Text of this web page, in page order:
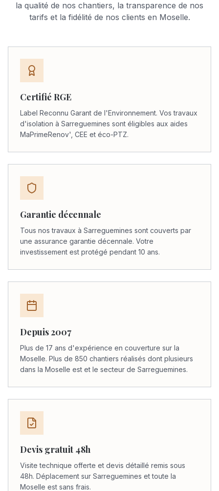
la qualité de nos chantiers, la transparence de nos
tarifs et la fidélité de nos clients en Moselle.
Certifié RGE
Label Reconnu Garant de l'Environnement. Vos travaux
d'isolation à Sarreguemines sont éligibles aux aides
MaPrimeRenov', CEE et éco-PTZ.
Garantie décennale
Tous nos travaux à Sarreguemines sont couverts par
une assurance garantie décennale. Votre
investissement est protégé pendant 10 ans.
Depuis 2007
Plus de 17 ans d'expérience en couverture sur la
Moselle. Plus de 850 chantiers réalisés dont plusieurs
dans la Moselle est et le secteur de Sarreguemines.
Devis gratuit 48h
Visite technique offerte et devis détaillé remis sous
48h. Déplacement sur Sarreguemines et toute la
Moselle est sans frais.